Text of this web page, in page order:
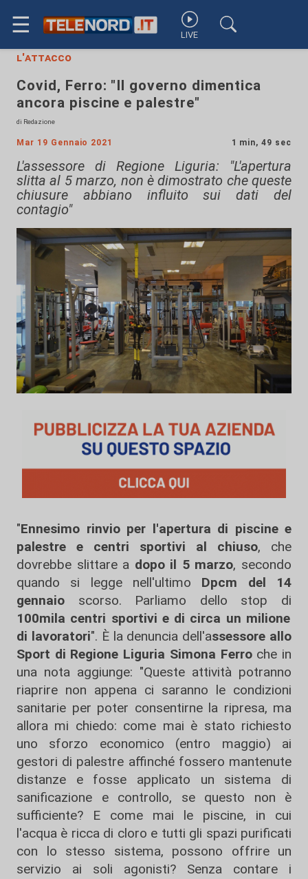
☰ LIVE
l'attacco
Covid, Ferro: "Il governo dimentica
ancora piscine e palestre"
di Redazione
Mar 19 Gennaio 2021 1 min, 49 sec
L'assessore di Regione Liguria: "L'apertura
slitta al 5 marzo, non è dimostrato che queste
chiusure abbiano influito sui dati del
contagio"
"Ennesimo rinvio per l'apertura di piscine e
palestre e centri sportivi al chiuso, che
dovrebbe slittare a dopo il 5 marzo, secondo
quando si legge nell'ultimo Dpcm del 14
gennaio scorso. Parliamo dello stop di
100mila centri sportivi e di circa un milione
di lavoratori". È la denuncia dell'assessore allo
Sport di Regione Liguria Simona Ferroche in
una nota aggiunge: "Queste attività potranno
riaprire non appena ci saranno le condizioni
sanitarie per poter consentirne la ripresa, ma
allora mi chiedo: come mai è stato richiesto
uno sforzo economico (entro maggio) ai
gestori di palestre affinché fossero mantenute
distanze e fosse applicato un sistema di
sanificazione e controllo, se questo non è
sufficiente? E come mai le piscine, in cui
l'acqua è ricca di cloro e tutti gli spazi purificati
con lo stesso sistema, possono offrire un
servizio ai soli agonisti? Senza contare i